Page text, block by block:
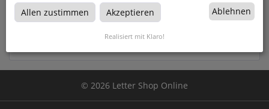
Passwort vergessen?
Anmelden
© 2026 Letter Shop Online
Allen zustimmen Akzeptieren Ablehnen
Realisiert mit Klaro!